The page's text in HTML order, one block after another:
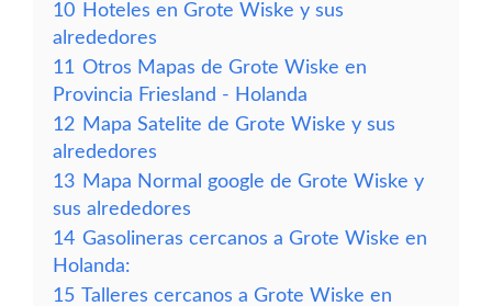
10 Hoteles en Grote Wiske y sus
alrededores
11 Otros Mapas de Grote Wiske en
Provincia Friesland - Holanda
12 Mapa Satelite de Grote Wiske y sus
alrededores
13 Mapa Normal google de Grote Wiske y
sus alrededores
14 Gasolineras cercanos a Grote Wiske en
Holanda:
15 Talleres cercanos a Grote Wiske en